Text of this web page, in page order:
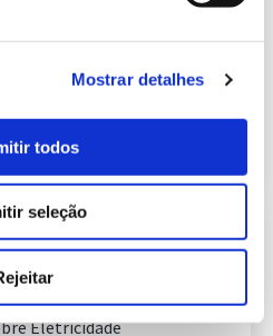
Mostrar detalhes
todos
seleção
Eletricidade
do Sistema
da semana 15 de
periodicidade semanal, com
Eletricidade